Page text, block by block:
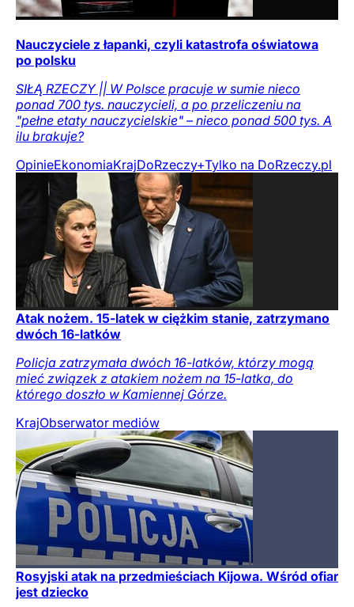
Nauczyciele z łapanki, czyli katastrofa oświatowa
po polsku
SIŁĄ RZECZY || W Polsce pracuje w sumie nieco
ponad 700 tys. nauczycieli, a po przeliczeniu na
"pełne etaty nauczycielskie" – nieco ponad 500 tys. A
ilu brakuje?
OpinieEkonomiaKrajDoRzeczy+Tylko na DoRzeczy.pl
Atak nożem. 15-latek w ciężkim stanie, zatrzymano
dwóch 16-latków
Policja zatrzymała dwóch 16-latków, którzy mogą
mieć związek z atakiem nożem na 15-latka, do
którego doszło w Kamiennej Górze.
KrajObserwator mediów
Rosyjski atak na przedmieściach Kijowa. Wśród ofiar
jest dziecko